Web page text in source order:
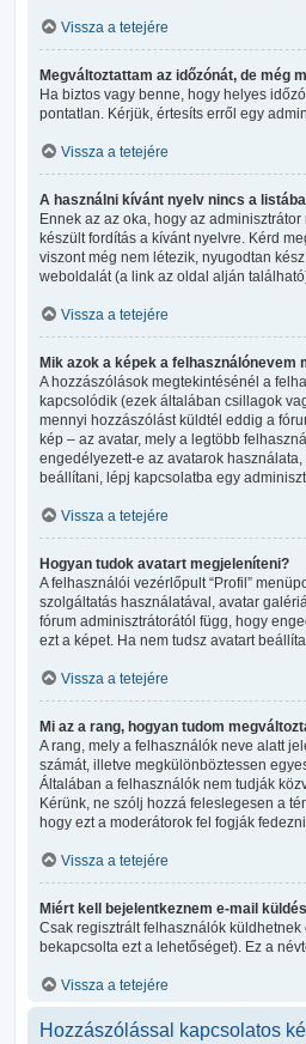
Vissza a tetejére
Megváltoztattam az időzónát, de még
Ha biztos vagy benne, hogy helyes
pontatlan. Kérjük, értesíts erről egy
Vissza a tetejére
A használni kívánt nyelv nincs a
Ennek az az oka, hogy az
készült fordítás a kívánt nyelvre. Kérd
viszont még nem létezik, nyugodtan
weboldalát (a link az oldal alján
Vissza a tetejére
Mik azok a képek a felhasználónevem
A hozzászólások megtekintésénél a
kapcsolódik (ezek általában csillagok
mennyi hozzászólást küldtél eddig a
kép – az avatar, mely a legtöbb
engedélyezett-e az avatarok
beállítani, lépj kapcsolatba egy
Vissza a tetejére
Hogyan tudok avatart megjeleníteni?
A felhasználói vezérlőpult “Profil”
szolgáltatás használatával, avatar
fórum adminisztrátorától függ, hogy
ezt a képet. Ha nem tudsz avatart
Vissza a tetejére
Mi az a rang, hogyan tudom
A rang, mely a felhasználók neve alatt
számát, illetve megkülönböztessen
Általában a felhasználók nem tudják
Kérünk, ne szólj hozzá feleslegesen a
hogy ezt a moderátorok fel fogják
Vissza a tetejére
Miért kell bejelentkeznem e-mail
Csak regisztrált felhasználók
bekapcsolta ezt a lehetőséget). Ez a
Vissza a tetejére
Hozzászólással kapcsolatos